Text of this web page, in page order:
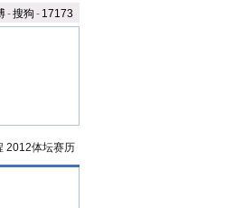
-搜狗 - 17173
2012体坛赛历